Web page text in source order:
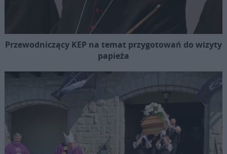
Przewodniczący KEP na temat przygotowań do wizyty
papieża